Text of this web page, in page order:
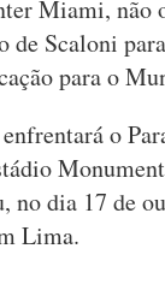
Miami, não
de Scaloni
para o
o
no dia 17 de
Lima.